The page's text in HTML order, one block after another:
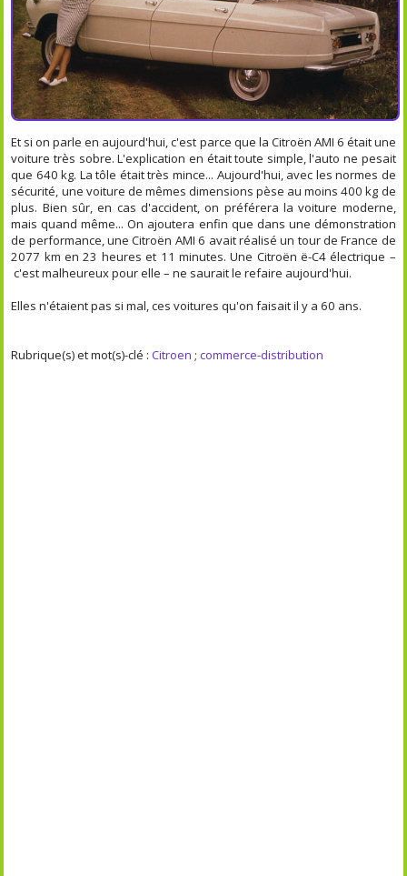
Et si on parle en aujourd'hui, c'est parce que la Citroën AMI 6 était une
voiture très sobre. L'explication en était toute simple, l'auto ne pesait
que 640 kg. La tôle était très mince... Aujourd'hui, avec les normes de
sécurité, une voiture de mêmes dimensions pèse au moins 400 kg de
plus. Bien sûr, en cas d'accident, on préférera la voiture moderne,
mais quand même... On ajoutera enfin que dans une démonstration
de performance, une Citroën AMI 6 avait réalisé un tour de France de
2077 km en 23 heures et 11 minutes. Une Citroën ë-C4 électrique –
c'est malheureux pour elle – ne saurait le refaire aujourd'hui.
Elles n'étaient pas si mal, ces voitures qu'on faisait il y a 60 ans.
Rubrique(s) et mot(s)-clé :Citroen ;commerce-distribution